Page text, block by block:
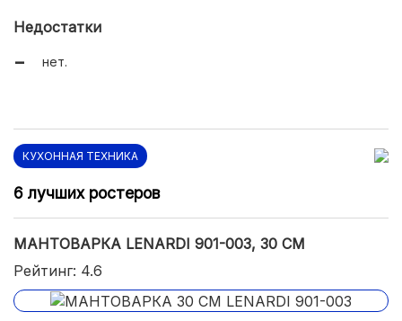
Недостатки
нет.
КУХОННАЯ ТЕХНИКА
6 лучших ростеров
МАНТОВАРКА LENARDI 901-003, 30 СМ
Рейтинг: 4.6